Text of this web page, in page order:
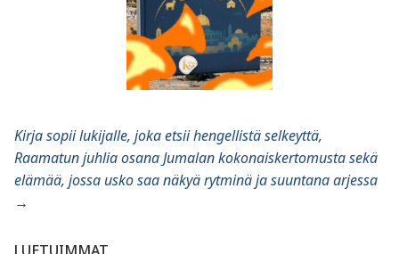
Kirja sopii lukijalle, joka etsii hengellistä selkeyttä,
Raamatun juhlia osana Jumalan kokonaiskertomusta sekä
elämää, jossa usko saa näkyä rytminä ja suuntana arjessa
→